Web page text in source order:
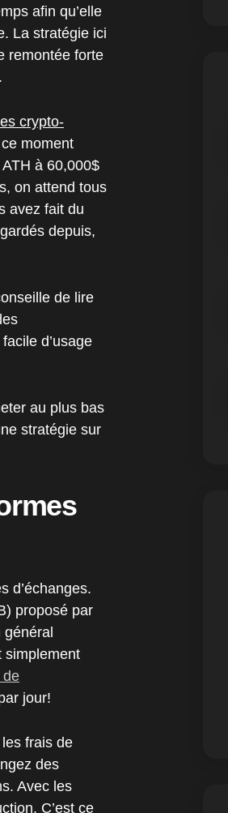
afin qu’elle
La stratégie ici
remontée forte
crypto-
moment
à 60,000$
on attend tous
avez fait du
depuis,
de lire
d’usage
au plus bas
stratégie sur
d’échanges.
proposé par
simplement
de
jour!
les frais de
des
Avec les
C’est ce